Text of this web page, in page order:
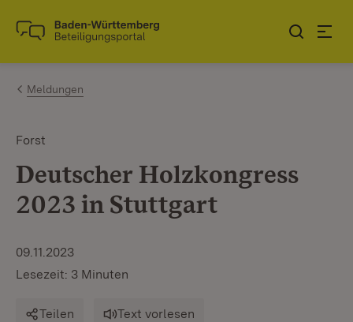
Zum Inhalt springen
Link zur Startseite
Meldungen
Forst
Deutscher Holzkongress
2023 in Stuttgart
09.11.2023
Lesezeit: 3 Minuten
Teilen Text vorlesen